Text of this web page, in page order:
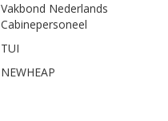
Vakbond Nederlands
Cabinepersoneel
TUI
NEWHEAP